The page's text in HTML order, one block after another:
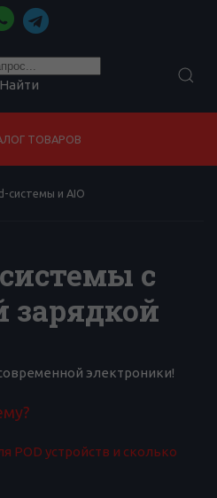
Найти
ТОВАРОВ
системы и AIO
с
зарядкой
электроники!
POD устройств и сколько